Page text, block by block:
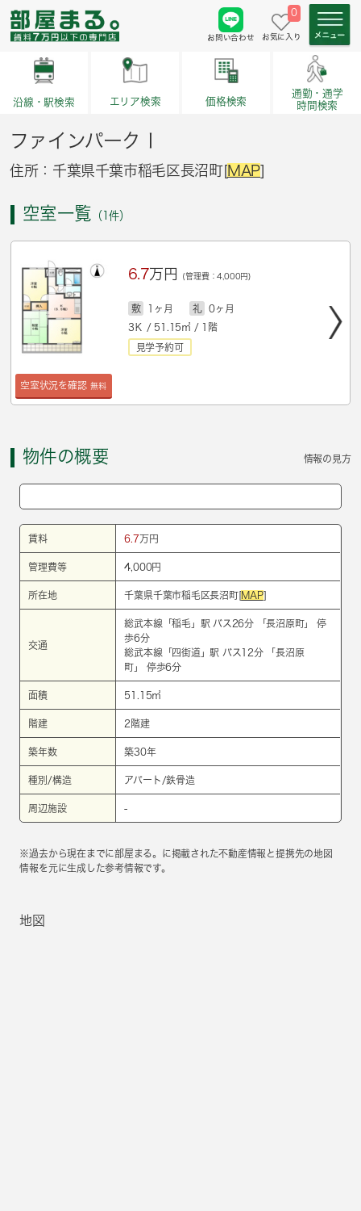
お問い合わせ
0
お気に入り
沿線・駅検索 エリア検索 価格検索
通勤・通学
時間検索
ファインパークⅠ
住所：千葉県千葉市稲毛区長沼町[MAP]
空室一覧 （1件）
空室状況を確認 無料
6.7万円 (管理費：4,000円)
敷 1ヶ月 礼
0ヶ月
3Ｋ / 51.15㎡ / 1階
見学予約可
物件の概要 情報の見方
賃料 6.7万円
管理費等 4,000円
所在地 千葉県千葉市稲毛区長沼町[MAP]
交通
総武本線 「稲毛 」駅 バス26分 「長沼原町」 停
歩6分
総武本線 「 四街道 」駅 バス12分 「長沼原
町」 停歩6分
面積 51.15㎡
階建 2階建
築年数 築30年
種別/構造 アパート/鉄骨造
周辺施設 -
※過去から現在までに部屋まる。に掲載された不動産情報と提携先の地図
情報を元に生成した参考情報です。
地図